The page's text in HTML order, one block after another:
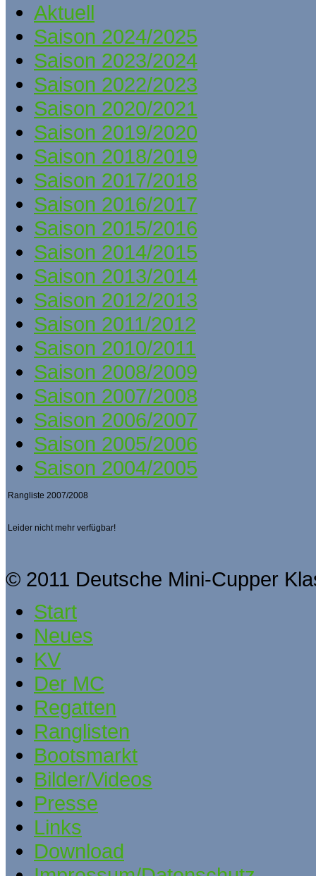
Aktuell
Saison 2024/2025
Saison 2023/2024
Saison 2022/2023
Saison 2020/2021
Saison 2019/2020
Saison 2018/2019
Saison 2017/2018
Saison 2016/2017
Saison 2015/2016
Saison 2014/2015
Saison 2013/2014
Saison 2012/2013
Saison 2011/2012
Saison 2010/2011
Saison 2008/2009
Saison 2007/2008
Saison 2006/2007
Saison 2005/2006
Saison 2004/2005
Rangliste 2007/2008
Leider nicht mehr verfügbar!
© 2011 Deutsche Mini-Cupper
Start
Neues
KV
Der MC
Regatten
Ranglisten
Bootsmarkt
Bilder/Videos
Presse
Links
Download